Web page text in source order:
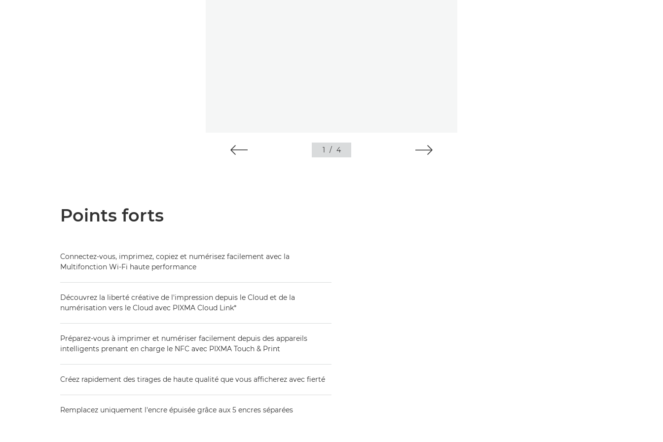
1 / 4
Points forts
Connectez-vous, imprimez, copiez et numérisez facilement avec la
Multifonction Wi-Fi haute performance
Découvrez la liberté créative de l'impression depuis le Cloud et de la
numérisation vers le Cloud avec PIXMA Cloud Link*
Préparez-vous à imprimer et numériser facilement depuis des appareils
intelligents prenant en charge le NFC avec PIXMA Touch & Print
Créez rapidement des tirages de haute qualité que vous afficherez avec fierté
Remplacez uniquement l'encre épuisée grâce aux 5 encres séparées